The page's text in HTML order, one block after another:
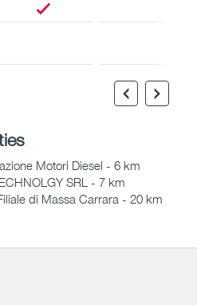
Motori Diesel - 6 km
SRL - 7 km
di Massa Carrara - 20 km